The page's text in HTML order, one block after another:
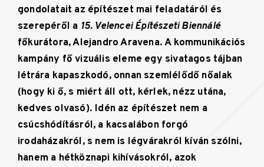
gondolatait az építészet mai feladatáról és
szerepéről a 15. Velencei Építészeti Biennálé
főkurátora, Alejandro Aravena. A kommunikációs
kampány fő vizuális eleme egy sivatagos tájban
létrára kapaszkodó, onnan szemlélődő nőalak
(hogy ki ő, s miért áll ott, kérlek, nézz utána,
kedves olvasó). Idén az építészet nem a
csúcshódításról, a kacsalábon forgó
irodaházakról, s nem is légvárakról kíván szólni,
hanem a hétköznapi kihívásokról, azok